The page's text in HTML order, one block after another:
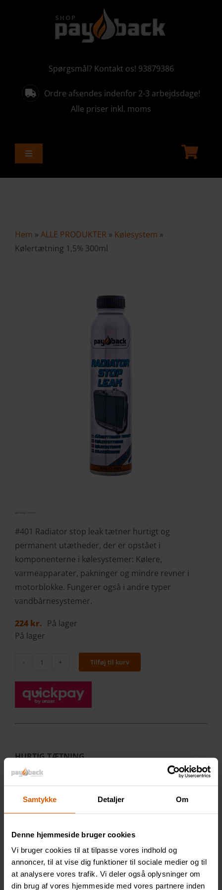
Samtykke Detaljer Om
Denne hjemmeside bruger cookies
Vi bruger cookies til at tilpasse vores indhold og
annoncer, til at vise dig funktioner til sociale medier og til
at analysere vores trafik. Vi deler også oplysninger om
din brug af vores hjemmeside med vores partnere inden
Spørgsmål? Kontakt os! 93879386
Ordre afsendes indenfor 2-3 arbejdsdage!
Alle priser inkl. moms
Toggle
ALLE PRODUKTER
VAREKURV
Hem » ALLE PRODUKTER » Kølesystem »
Kølertætning 1,5% 300ml
Kølertætning 1,5% 300ml
#401 Radiator stop leak tætner hurtigt og
permanent utætheder, der er opstået i
komponenterne i kølesystemer: Kølere,
varmeapparater, pakninger og mindre revner i
motorblokke. Fungerer også i andre typer
vandbårnesystemer.
224 kr. På lager
På lager
Kølertætning
1,5%
300ml
antal
Tilføj til kurv
HURTIG TÆTNING
Kølertætning tilsættes direkte i det cirkulerende
kølesystem og stopper utætheder hurtigt og
normalt fuldstændigt inden for 20-30 minutter.
Produktet indeholder et specielt
korrosionsbeskyttelsemiddel, der giver
vandsystemer en ekstra beskyttelse mod korrosion
og samtidig forhindrer dannelse af ​​kedelsten.